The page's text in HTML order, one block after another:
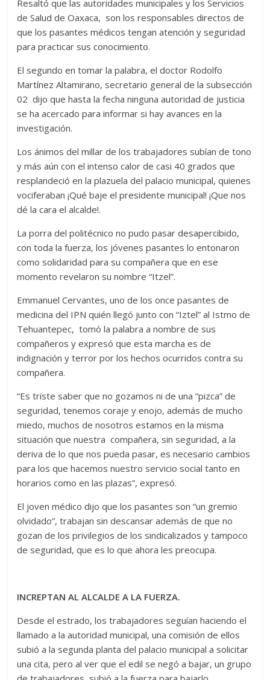
Resaltó que las autoridades municipales y los Servicios
de Salud de Oaxaca, son los responsables directos de
que los pasantes médicos tengan atención y seguridad
para practicar sus conocimiento.
El segundo en tomar la palabra, el doctor Rodolfo
Martínez Altamirano, secretario general de la subsección
02 dijo que hasta la fecha ninguna autoridad de justicia
se ha acercado para informar si hay avances en la
investigación.
Los ánimos del millar de los trabajadores subían de tono
y más aún con el intenso calor de casi 40 grados que
resplandeció en la plazuela del palacio municipal, quienes
vociferaban ¡Qué baje el presidente municipal! ¡Que nos
dé la cara el alcalde!.
La porra del politécnico no pudo pasar desapercibido,
con toda la fuerza, los jóvenes pasantes lo entonaron
como solidaridad para su compañera que en ese
momento revelaron su nombre “Itzel”.
Emmanuel Cervantes, uno de los once pasantes de
medicina del IPN quién llegó junto con “Iztel” al Istmo de
Tehuantepec, tomó la palabra a nombre de sus
compañeros y expresó que esta marcha es de
indignación y terror por los hechos ocurridos contra su
compañera.
“Es triste saber que no gozamos ni de una “pizca” de
seguridad, tenemos coraje y enojo, además de mucho
miedo, muchos de nosotros estamos en la misma
situación que nuestra compañera, sin seguridad, a la
deriva de lo que nos pueda pasar, es necesario cambios
para los que hacemos nuestro servicio social tanto en
horarios como en las plazas”, expresó.
El joven médico dijo que los pasantes son “un gremio
olvidado”, trabajan sin descansar además de que no
gozan de los privilegios de los sindicalizados y tampoco
de seguridad, que es lo que ahora les preocupa.
INCREPTAN AL ALCALDE A LA FUERZA.
Desde el estrado, los trabajadores seguían haciendo el
llamado a la autoridad municipal, una comisión de ellos
subió a la segunda planta del palacio municipal a solicitar
una cita, pero al ver que el edil se negó a bajar, un grupo